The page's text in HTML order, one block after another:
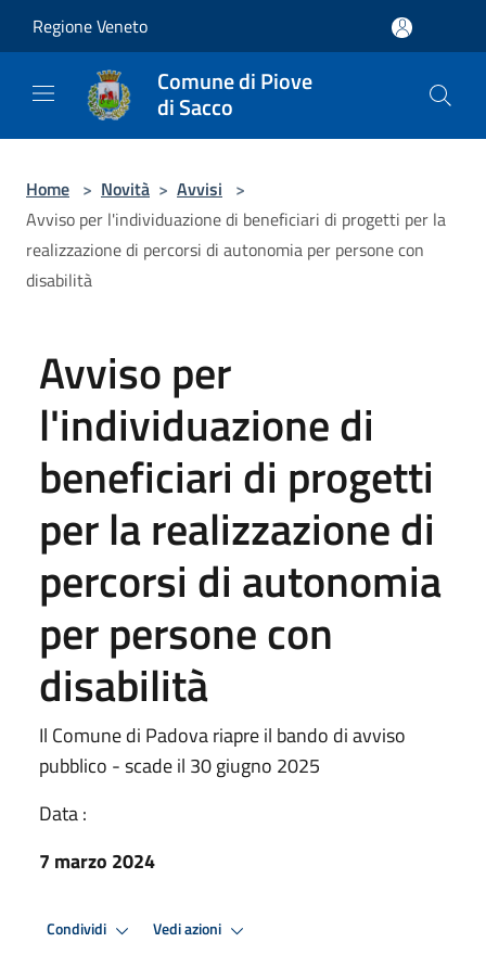
Regione Veneto
Comune di Piove
di Sacco
Home > Novità > Avvisi >
Avviso per l'individuazione di beneficiari di progetti per la
realizzazione di percorsi di autonomia per persone con
disabilità
Avviso per
l'individuazione di
beneficiari di progetti
per la realizzazione di
percorsi di autonomia
per persone con
disabilità
Il Comune di Padova riapre il bando di avviso
pubblico - scade il 30 giugno 2025
Data :
7 marzo 2024
Condividi Vedi azioni